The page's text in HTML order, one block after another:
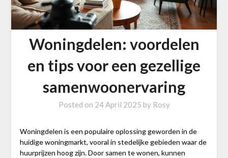
Woningdelen: voordelen
en tips voor een gezellige
samenwoonervaring
Posted on 24 April 2025 by Rosy
Woningdelen is een populaire oplossing geworden in de
huidige woningmarkt, vooral in stedelijke gebieden waar de
huurprijzen hoog zijn. Door samen te wonen, kunnen